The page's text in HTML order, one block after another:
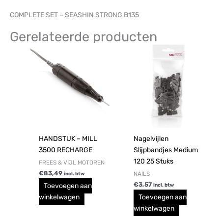
COMPLETE SET – SEASHIN STRONG B135
Gerelateerde producten
HANDSTUK – MILL
3500 RECHARGE
FREES & VIJL MOTOREN
€83,49 incl. btw
Toevoegen aan
winkelwagen
Nagelvijlen
Slijpbandjes Medium
120 25 Stuks
NAILS
€3,57 incl. btw
Toevoegen aan
winkelwagen